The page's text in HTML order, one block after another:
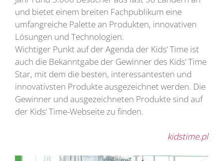
und bietet einem breiten Fachpublikum eine
umfangreiche Palette an Produkten, innovativen
Lösungen und Technologien.
Wichtiger Punkt auf der Agenda der Kids‘ Time ist
auch die Bekanntgabe der Gewinner des Kids‘ Time
Star, mit dem die besten, interessantesten und
innovativsten Produkte ausgezeichnet werden. Die
Gewinner und ausgezeichneten Produkte sind auf
der Kids‘ Time-Webseite zu finden.
kidstime.pl